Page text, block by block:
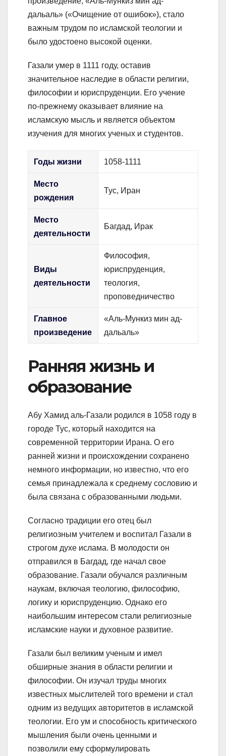
дальаль» («Очищение от ошибок»), стало
важным трудом по исламской теологии и
было удостоено высокой оценки.
Газали умер в 1111 году, оставив
значительное наследие в области религии,
философии и юриспруденции. Его учение
по-прежнему оказывает влияние на
исламскую мысль и является объектом
изучения для многих ученых и студентов.
Годы жизни 1058-1111
Место
рождения
Тус, Иран
Место
деятельности
Багдад, Ирак
Виды
деятельности
Философия,
юриспруденция,
теология,
проповедничество
Главное
произведение
«Аль-Мункиз мин ад-
дальаль»
Ранняя жизнь и
образование
Абу Хамид аль-Газали родился в 1058 году в
городе Тус, который находится на
современной территории Ирана. О его
ранней жизни и происхождении сохранено
немного информации, но известно, что его
семья принадлежала к среднему сословию и
была связана с образованными людьми.
Согласно традиции его отец был
религиозным учителем и воспитал Газали в
строгом духе ислама. В молодости он
отправился в Багдад, где начал свое
образование. Газали обучался различным
наукам, включая теологию, философию,
логику и юриспруденцию. Однако его
наибольшим интересом стали религиозные
исламские науки и духовное развитие.
Газали был великим ученым и имел
обширные знания в области религии и
философии. Он изучал труды многих
известных мыслителей того времени и стал
одним из ведущих авторитетов в исламской
теологии. Его ум и способность критического
мышления были очень ценными и
позволили ему сформулировать